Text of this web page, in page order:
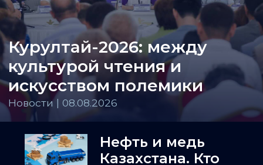
Курултай-2026: между
культурой чтения и
искусством полемики
Новости | 08.08.2026
Нефть и медь
Казахстана. Кто